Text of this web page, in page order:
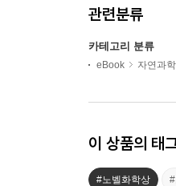
관련분류
카테고리 분류
eBook 자연과학
이 상품의 태
#노벨화학상